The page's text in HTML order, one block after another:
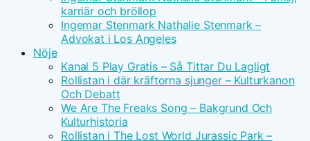
karriär och bröllop
Ingemar Stenmark Nathalie Stenmark –
Advokat i Los Angeles
Nöje
Kanal 5 Play Gratis – Så Tittar Du Lagligt
Rollistan i där kräftorna sjunger – Kulturkanon
Och Debatt
We Are The Freaks Song – Bakgrund Och
Kulturhistoria
Rollistan i The Lost World Jurassic Park –